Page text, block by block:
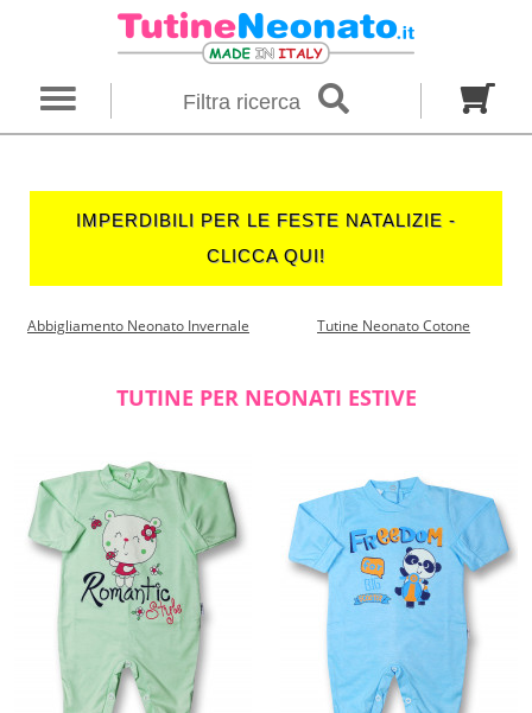
Filtra ricerca
IMPERDIBILI PER LE FESTE NATALIZIE -
CLICCA QUI!
Abbigliamento Neonato Invernale Tutine Neonato Cotone
TUTINE PER NEONATI ESTIVE
Genere
Categoria
00 M 0 M
Materiale
Caldo cotone Cotone
Collezione